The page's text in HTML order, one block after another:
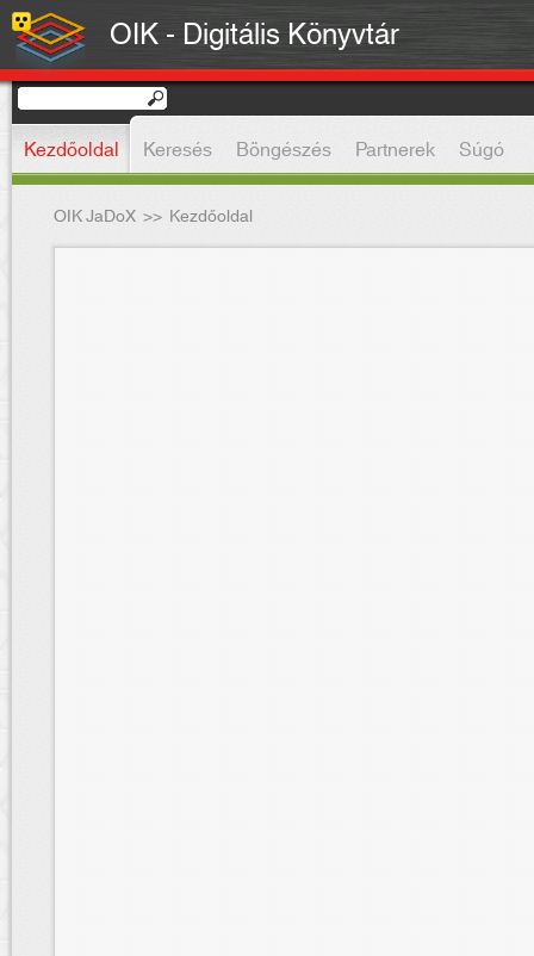
OIK - Digitális Könyvtár
Kezdőoldal Keresés Böngészés Partnerek Súgó
OIK JaDoX >> Kezdőoldal